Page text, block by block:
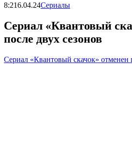
8:216.04.24Сериалы
Сериал «Квантовый
после двух сезонов
Сериал «Квантовый скачок» отменен